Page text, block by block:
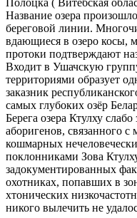
Название озера
береговой линии.
вдающиеся в озеро косы,
протоки подтверждают
Входит в Ушачскую
территориями образует
заказник
самых глубоких озёр
Берега озера Ктулху
аборигенов, связанного
кошмарных
поклонниками Зова
задокументированных
охотниках, попавших в
хтонических
никого вылечить не